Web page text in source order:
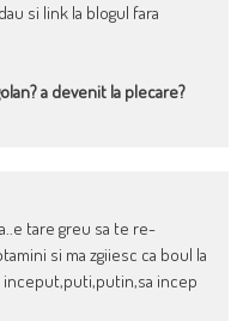
si link la blogul fara
a devenit la plecare?
tare greu sa te re-
si ma zgiiesc ca boul la
inceput,puti,putin,sa incep